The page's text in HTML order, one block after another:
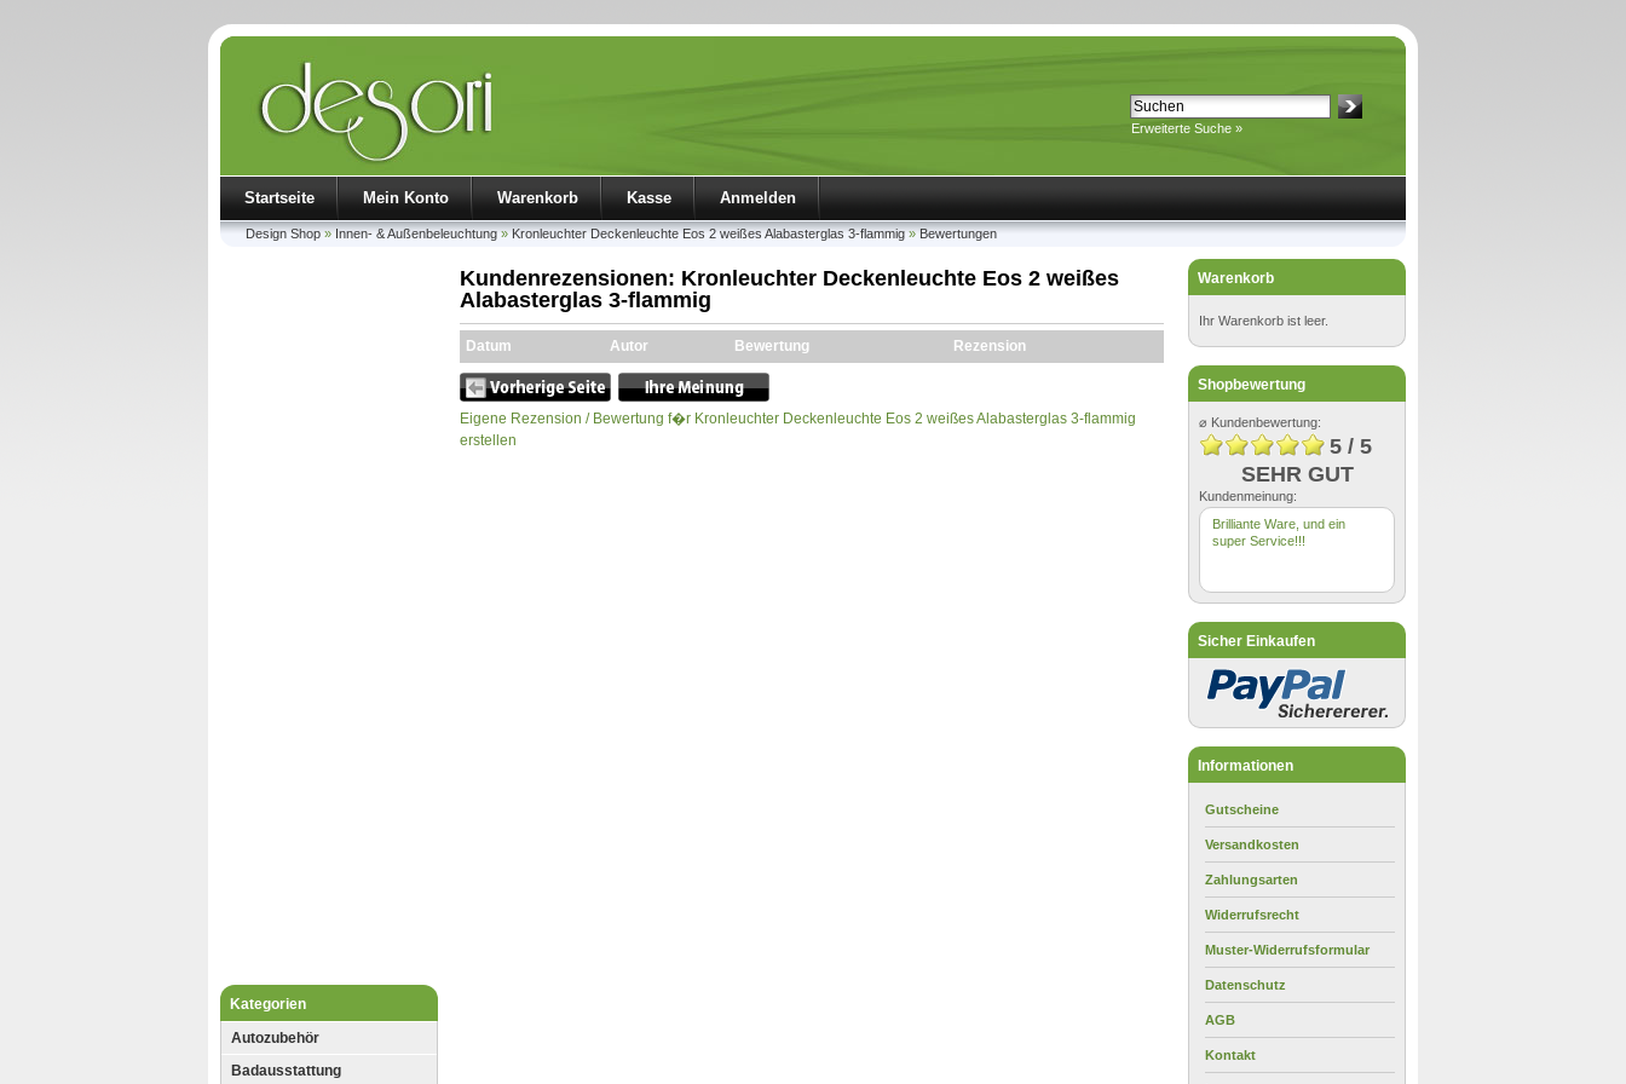
Erweiterte Suche »
Startseite Mein Konto Warenkorb Kasse Anmelden
Design Shop»Innen- & Außenbeleuchtung»Kronleuchter Deckenleuchte Eos 2 weißes Alabasterglas 3-flammig»Bewertungen
Kategorien
Autozubehör
Badausstattung
Kundenrezensionen: Kronleuchter Deckenleuchte Eos 2 weißes
Alabasterglas 3-flammig
Datum Autor Bewertung Rezension
Eigene Rezension / Bewertung f�r Kronleuchter Deckenleuchte Eos 2 weißes Alabasterglas 3-flammig
erstellen
Warenkorb
Ihr Warenkorb ist leer.
Shopbewertung
⌀ Kundenbewertung:
5 / 5
SEHR GUT
Kundenmeinung:
Brilliante Ware, und ein
super Service!!!
Sicher Einkaufen
Informationen
Gutscheine
Versandkosten
Zahlungsarten
Widerrufsrecht
Muster-Widerrufsformular
Datenschutz
AGB
Kontakt